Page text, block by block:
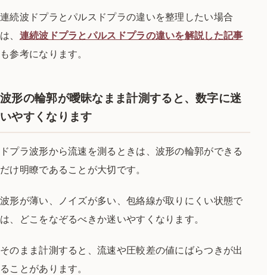
連続波ドプラとパルスドプラの違いを整理したい場合
は、 連続波ドプラとパルスドプラの違いを解説した記事
も参考になります。
波形の輪郭が曖昧なまま計測すると、数字に迷
いやすくなります
ドプラ波形から流速を測るときは、波形の輪郭ができる
だけ明瞭であることが大切です。
波形が薄い、ノイズが多い、包絡線が取りにくい状態で
は、どこをなぞるべきか迷いやすくなります。
そのまま計測すると、流速や圧較差の値にばらつきが出
ることがあります。